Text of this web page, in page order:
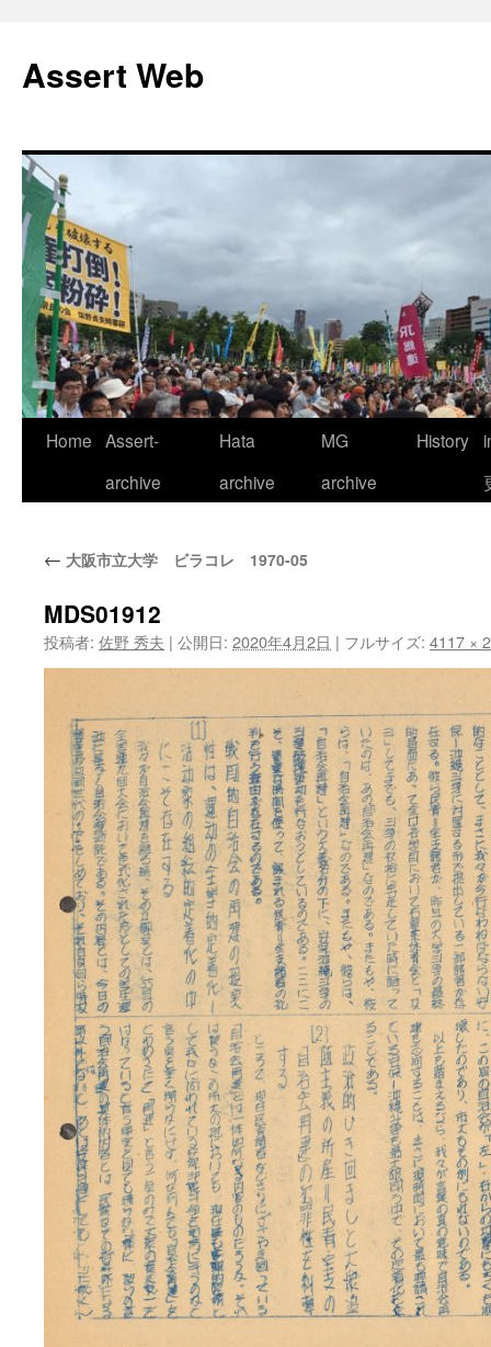
テ
ン
ス
キ
ッ
プ
Assert Web
Home Assert-
archive
Hata
archive
MG
archive
History
← 大阪市立大学 ビラコレ 1970-05
MDS01912
投稿者: 佐野 秀夫 | 公開日: 2020年4月2日 | フルサイズ: 4117 ×